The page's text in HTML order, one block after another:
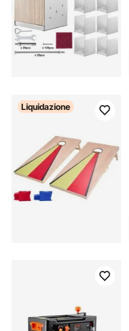
Liquidazione